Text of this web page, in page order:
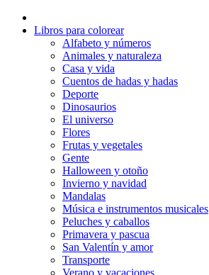
Libros para colorear
Alfabeto y números
Animales y naturaleza
Casa y vida
Cuentos de hadas y hadas
Deporte
Dinosaurios
El universo
Flores
Frutas y vegetales
Gente
Halloween y otoño
Invierno y navidad
Mandalas
Música e instrumentos musicales
Peluches y caballos
Primavera y pascua
San Valentín y amor
Transporte
Verano y vacaciones